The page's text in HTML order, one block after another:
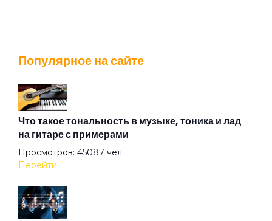
Архитектор
Асфальт
Атлантида
Популярное на сайте
Что такое тональность в музыке, тоника и лад
на гитаре с примерами
Просмотров: 45087 чел.
Перейти